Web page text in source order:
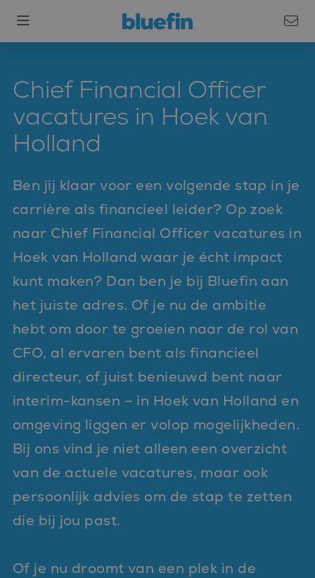
Chief Financial Officer
vacatures in Hoek van
Holland
Ben jij klaar voor een volgende stap in je
carrière als financieel leider? Op zoek
naar Chief Financial Officer vacatures in
Hoek van Holland waar je écht impact
kunt maken? Dan ben je bij Bluefin aan
het juiste adres. Of je nu de ambitie
hebt om door te groeien naar de rol van
CFO, al ervaren bent als financieel
directeur, of juist benieuwd bent naar
interim-kansen – in Hoek van Holland en
omgeving liggen er volop mogelijkheden.
Bij ons vind je niet alleen een overzicht
van de actuele vacatures, maar ook
persoonlijk advies om de stap te zetten
die bij jou past.
Of je nu droomt van een plek in de